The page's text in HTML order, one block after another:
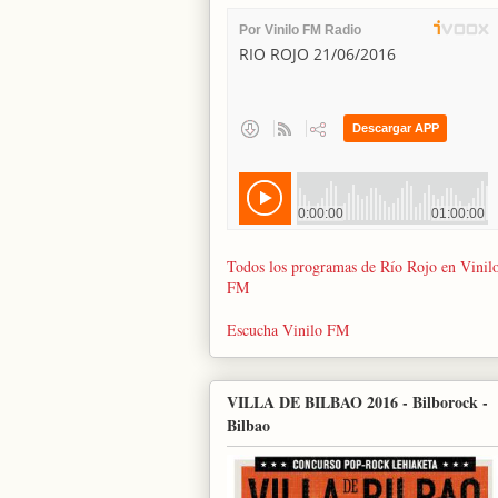
Todos los programas de Río Rojo en
FM
Escucha Vinilo FM
VILLA DE BILBAO 2016 - Bilborock -
Bilbao